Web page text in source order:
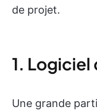
de projet.
1.
Une grande